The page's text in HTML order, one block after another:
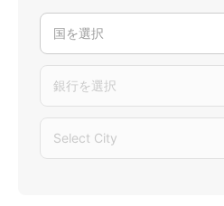
国を選択
銀行を選択
Select City